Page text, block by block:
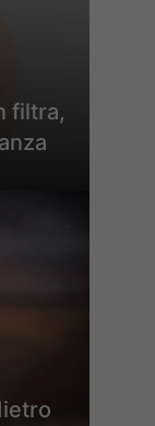
filtra,